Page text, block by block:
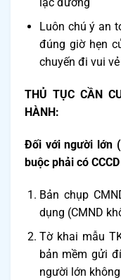
Luôn chú ý an
đúng giờ hẹn
chuyến đi vui
THỦ TỤC CẦN
HÀNH:
Đối với người lớn
buộc phải có
Bản chụp
dụng (CMND
Tờ khai mẫu
bản mềm gửi
người lớn